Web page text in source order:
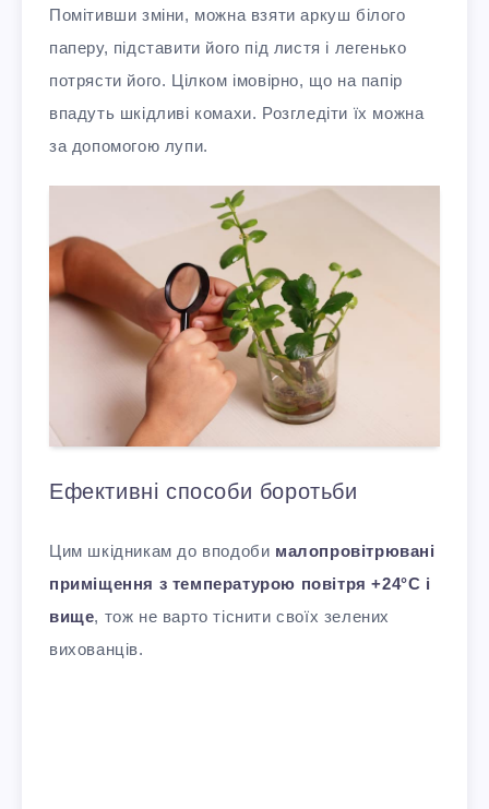
Помітивши зміни, можна взяти аркуш білого
паперу, підставити його під листя і легенько
потрясти його. Цілком імовірно, що на папір
впадуть шкідливі комахи. Розгледіти їх можна
за допомогою лупи.
Ефективні способи боротьби
Цим шкідникам до вподоби малопровітрювані
приміщення з температурою повітря +24°С і
вище, тож не варто тіснити своїх зелених
вихованців.